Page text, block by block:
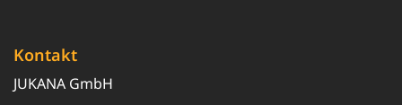
Kontakt
JUKANA GmbH